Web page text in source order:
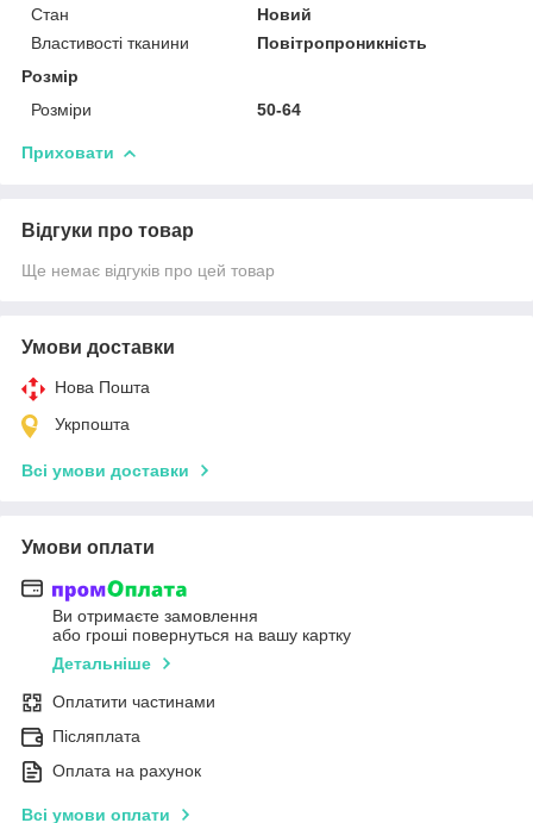
Стан
Новий
Властивості тканини
Повітропроникність
Розмір
Розміри
50-64
Приховати
Відгуки про товар
Ще немає відгуків про цей товар
Умови доставки
Нова Пошта
Укрпошта
Всі умови доставки
Умови оплати
Ви отримаєте замовлення
або гроші повернуться на вашу картку
Детальніше
Оплатити частинами
Післяплата
Оплата на рахунок
Всі умови оплати